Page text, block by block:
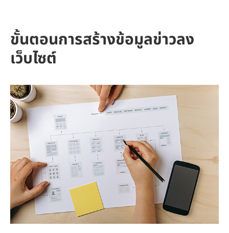
ขั้นตอนการสร้างข้อมูลข่าวลง
เว็บไซต์